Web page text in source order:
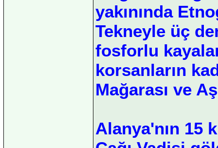
yakınında
Tekneyle üç
fosforlu
korsanların
Mağarası ve
Alanya'nın 15